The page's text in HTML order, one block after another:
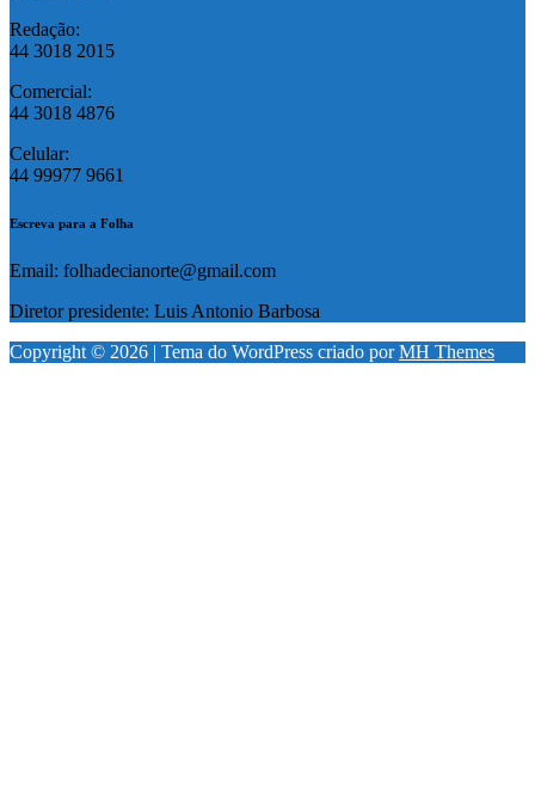
Redação:
44 3018 2015
Comercial:
44 3018 4876
Celular:
44 99977 9661
Escreva para a Folha
Email: folhadecianorte@gmail.com
Diretor presidente: Luis Antonio Barbosa
Copyright © 2026 | Tema do WordPress criado porMH Themes